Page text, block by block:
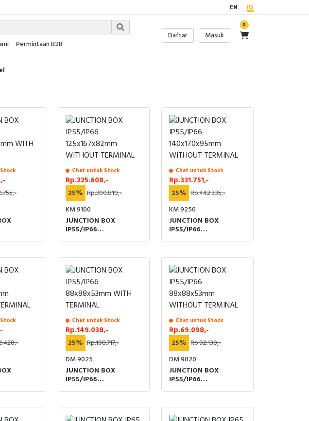
EN ID
Permintaan B2B
Daftar Masuk
0
Chat untuk Stock
Rp.225.608,-
25% Rp.300.810,-
KM 9100
JUNCTION BOX
IP55/IP66
Chat untuk Stock
Rp.331.751,-
25% Rp.442.335,-
KM 9250
JUNCTION BOX
IP55/IP66
Chat untuk Stock
Rp.149.038,-
25% Rp.198.717,-
DM 9025
JUNCTION BOX
IP55/IP66
Chat untuk Stock
Rp.69.098,-
25% Rp.92.130,-
DM 9020
JUNCTION BOX
IP55/IP66